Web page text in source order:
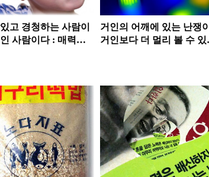
고 경청하는 사람이
사람이다 : 매력
거인의 어깨에 있는 난쟁
거인보다 더 멀리 볼 수 있